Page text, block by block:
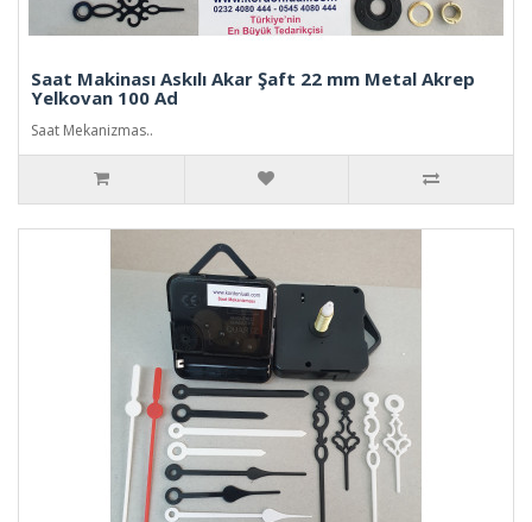
Saat Makinası Askılı Akar Şaft 22 mm Metal Akrep
Yelkovan 100 Ad
Saat Mekanizmas..